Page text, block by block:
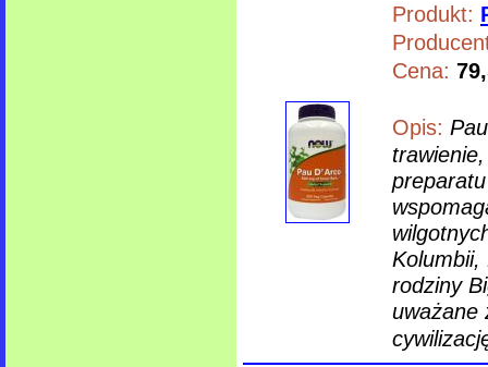
Produkt:
Cena:
Opis:
Kolumbii,
rodziny
uważane